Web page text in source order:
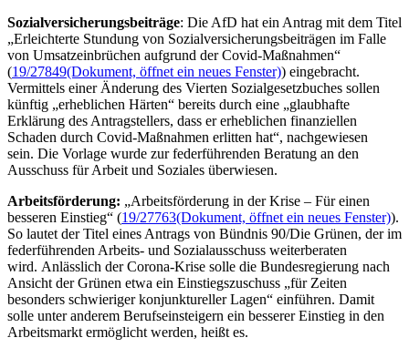
Sozialversicherungsbeiträge: Die AfD hat ein Antrag mit dem Titel
„Erleichterte Stundung von Sozialversicherungsbeiträgen im Falle
von Umsatzeinbrüchen aufgrund der Covid-Maßnahmen“
(19/27849(Dokument, öffnet ein neues Fenster)) eingebracht.
Vermittels einer Änderung des Vierten Sozialgesetzbuches sollen
künftig „erheblichen Härten“ bereits durch eine „glaubhafte
Erklärung des Antragstellers, dass er erheblichen finanziellen
Schaden durch Covid-Maßnahmen erlitten hat“, nachgewiesen
sein. Die Vorlage wurde zur federführenden Beratung an den
Ausschuss für Arbeit und Soziales überwiesen.
Arbeitsförderung: „Arbeitsförderung in der Krise – Für einen
besseren Einstieg“ (19/27763(Dokument, öffnet ein neues Fenster)).
So lautet der Titel eines Antrags von Bündnis 90/Die Grünen, der im
federführenden Arbeits- und Sozialausschuss weiterberaten
wird. Anlässlich der Corona-Krise solle die Bundesregierung nach
Ansicht der Grünen etwa ein Einstiegszuschuss „für Zeiten
besonders schwieriger konjunktureller Lagen“ einführen. Damit
solle unter anderem Berufseinsteigern ein besserer Einstieg in den
Arbeitsmarkt ermöglicht werden, heißt es.